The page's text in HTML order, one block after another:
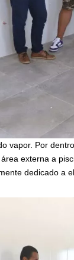
vapor. Por
externa a
dedicado a